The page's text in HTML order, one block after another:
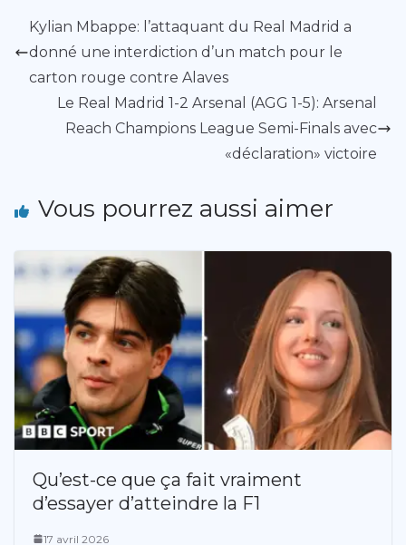
Kylian Mbappe: l’attaquant du Real Madrid a
donné une interdiction d’un match pour le
carton rouge contre Alaves
Le Real Madrid 1-2 Arsenal (AGG 1-5): Arsenal
Reach Champions League Semi-Finals avec
«déclaration» victoire
Vous pourrez aussi aimer
Qu’est-ce que ça fait vraiment
d’essayer d’atteindre la F1
17 avril 2026